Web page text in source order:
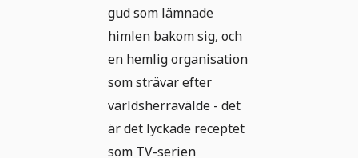
gud som lämnade
himlen bakom sig, och
en hemlig organisation
som strävar efter
världsherravälde - det
är det lyckade receptet
som TV-serien